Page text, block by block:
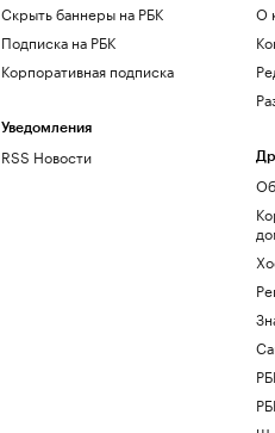
Скрыть баннеры на РБК
Подписка на РБК
Корпоративная подписка
Уведомления
RSS Новости
О